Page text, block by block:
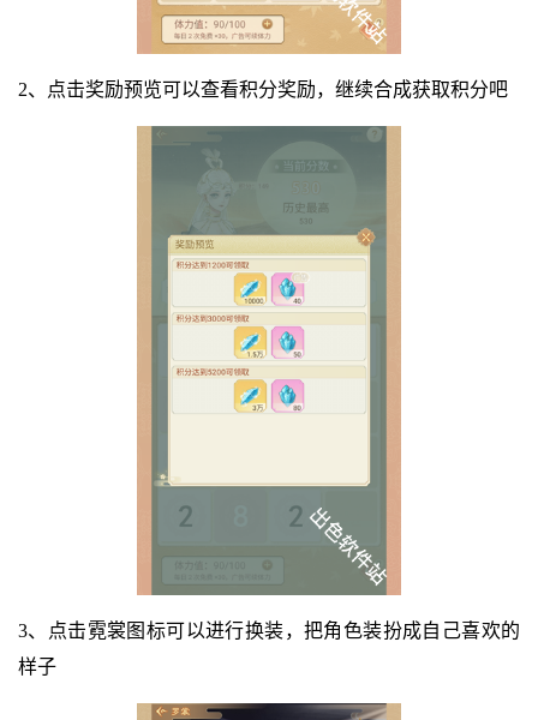
2、点击奖励预览可以查看积分奖励，继续合成获取积分吧
3、点击霓裳图标可以进行换装，把角色装扮成自己喜欢的
样子